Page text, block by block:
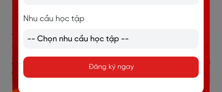
tục và không bỏ cuộc giữa chừng.
>> Xem thêm:Các Yếu Tố Ảnh Hưởng Đến Việc Học
Tiếng Anh
2.2. Tham gia các lớp học ESL (English
as a Second Language)
Nhu cầu học tập
Đăng ký ngay